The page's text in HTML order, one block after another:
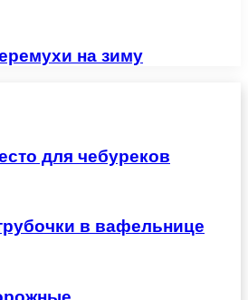
на зиму
для чебуреков
в вафельнице